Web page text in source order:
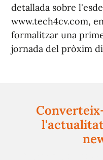
detallada sobre
www.tech4cv.com,
formalitzar una
jornada del pròxim